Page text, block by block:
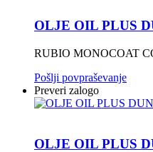
OLJE OIL PLUS
RUBIO MONOCOAT
Pošlji povpraševanje
Preveri zalogo
OLJE OIL PLUS